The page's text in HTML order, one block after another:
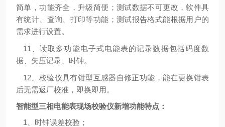
简单，功能齐全，升级简便；测试数据不可更改，软件具
有统计、查询、打印等功能；测试报告格式能根据用户的
需求进行设置。
11、读取多功能电子式电能表的记录数据包括码度数
据、失压记录、时钟。
12、校验仪具有钳型互感器自修正功能，能在更换钳表
后无需返厂校准，即换即用。
智能型三相电能表现场校验仪新增功能特点：
1、时钟误差校验；